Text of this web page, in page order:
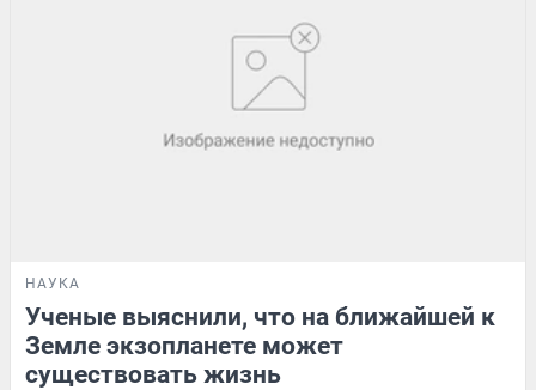
НАУКА
Ученые выяснили, что на ближайшей к
Земле экзопланете может
существовать жизнь